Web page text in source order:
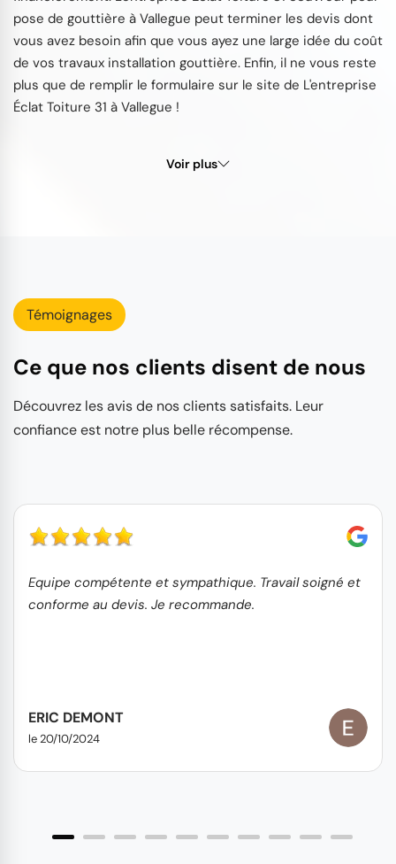
pose de gouttière à Vallegue peut terminer les devis dont
vous avez besoin afin que vous ayez une large idée du coût
de vos travaux installation gouttière. Enfin, il ne vous reste
plus que de remplir le formulaire sur le site de L'entreprise
Éclat Toiture 31 à Vallegue !
Voir plus
Témoignages
Ce que nos clients disent de nous
Découvrez les avis de nos clients satisfaits. Leur
confiance est notre plus belle récompense.
Equipe compétente et sympathique. Travail soigné et
conforme au devis. Je recommande.
ERIC DEMONT
le 20/10/2024